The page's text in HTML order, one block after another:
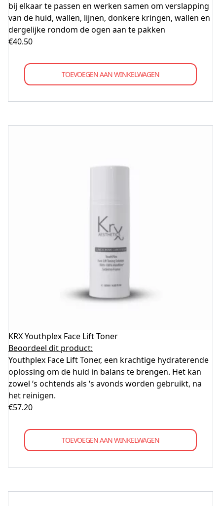
bij elkaar te passen en werken samen om verslapping
van de huid, wallen, lijnen, donkere kringen, wallen en
dergelijke rondom de ogen aan te pakken
€40.50
TOEVOEGEN AAN WINKELWAGEN
KRX Youthplex Face Lift Toner
Beoordeel dit product:
Youthplex Face Lift Toner, een krachtige hydraterende
oplossing om de huid in balans te brengen. Het kan
zowel ‘s ochtends als ‘s avonds worden gebruikt, na
het reinigen.
€57.20
TOEVOEGEN AAN WINKELWAGEN